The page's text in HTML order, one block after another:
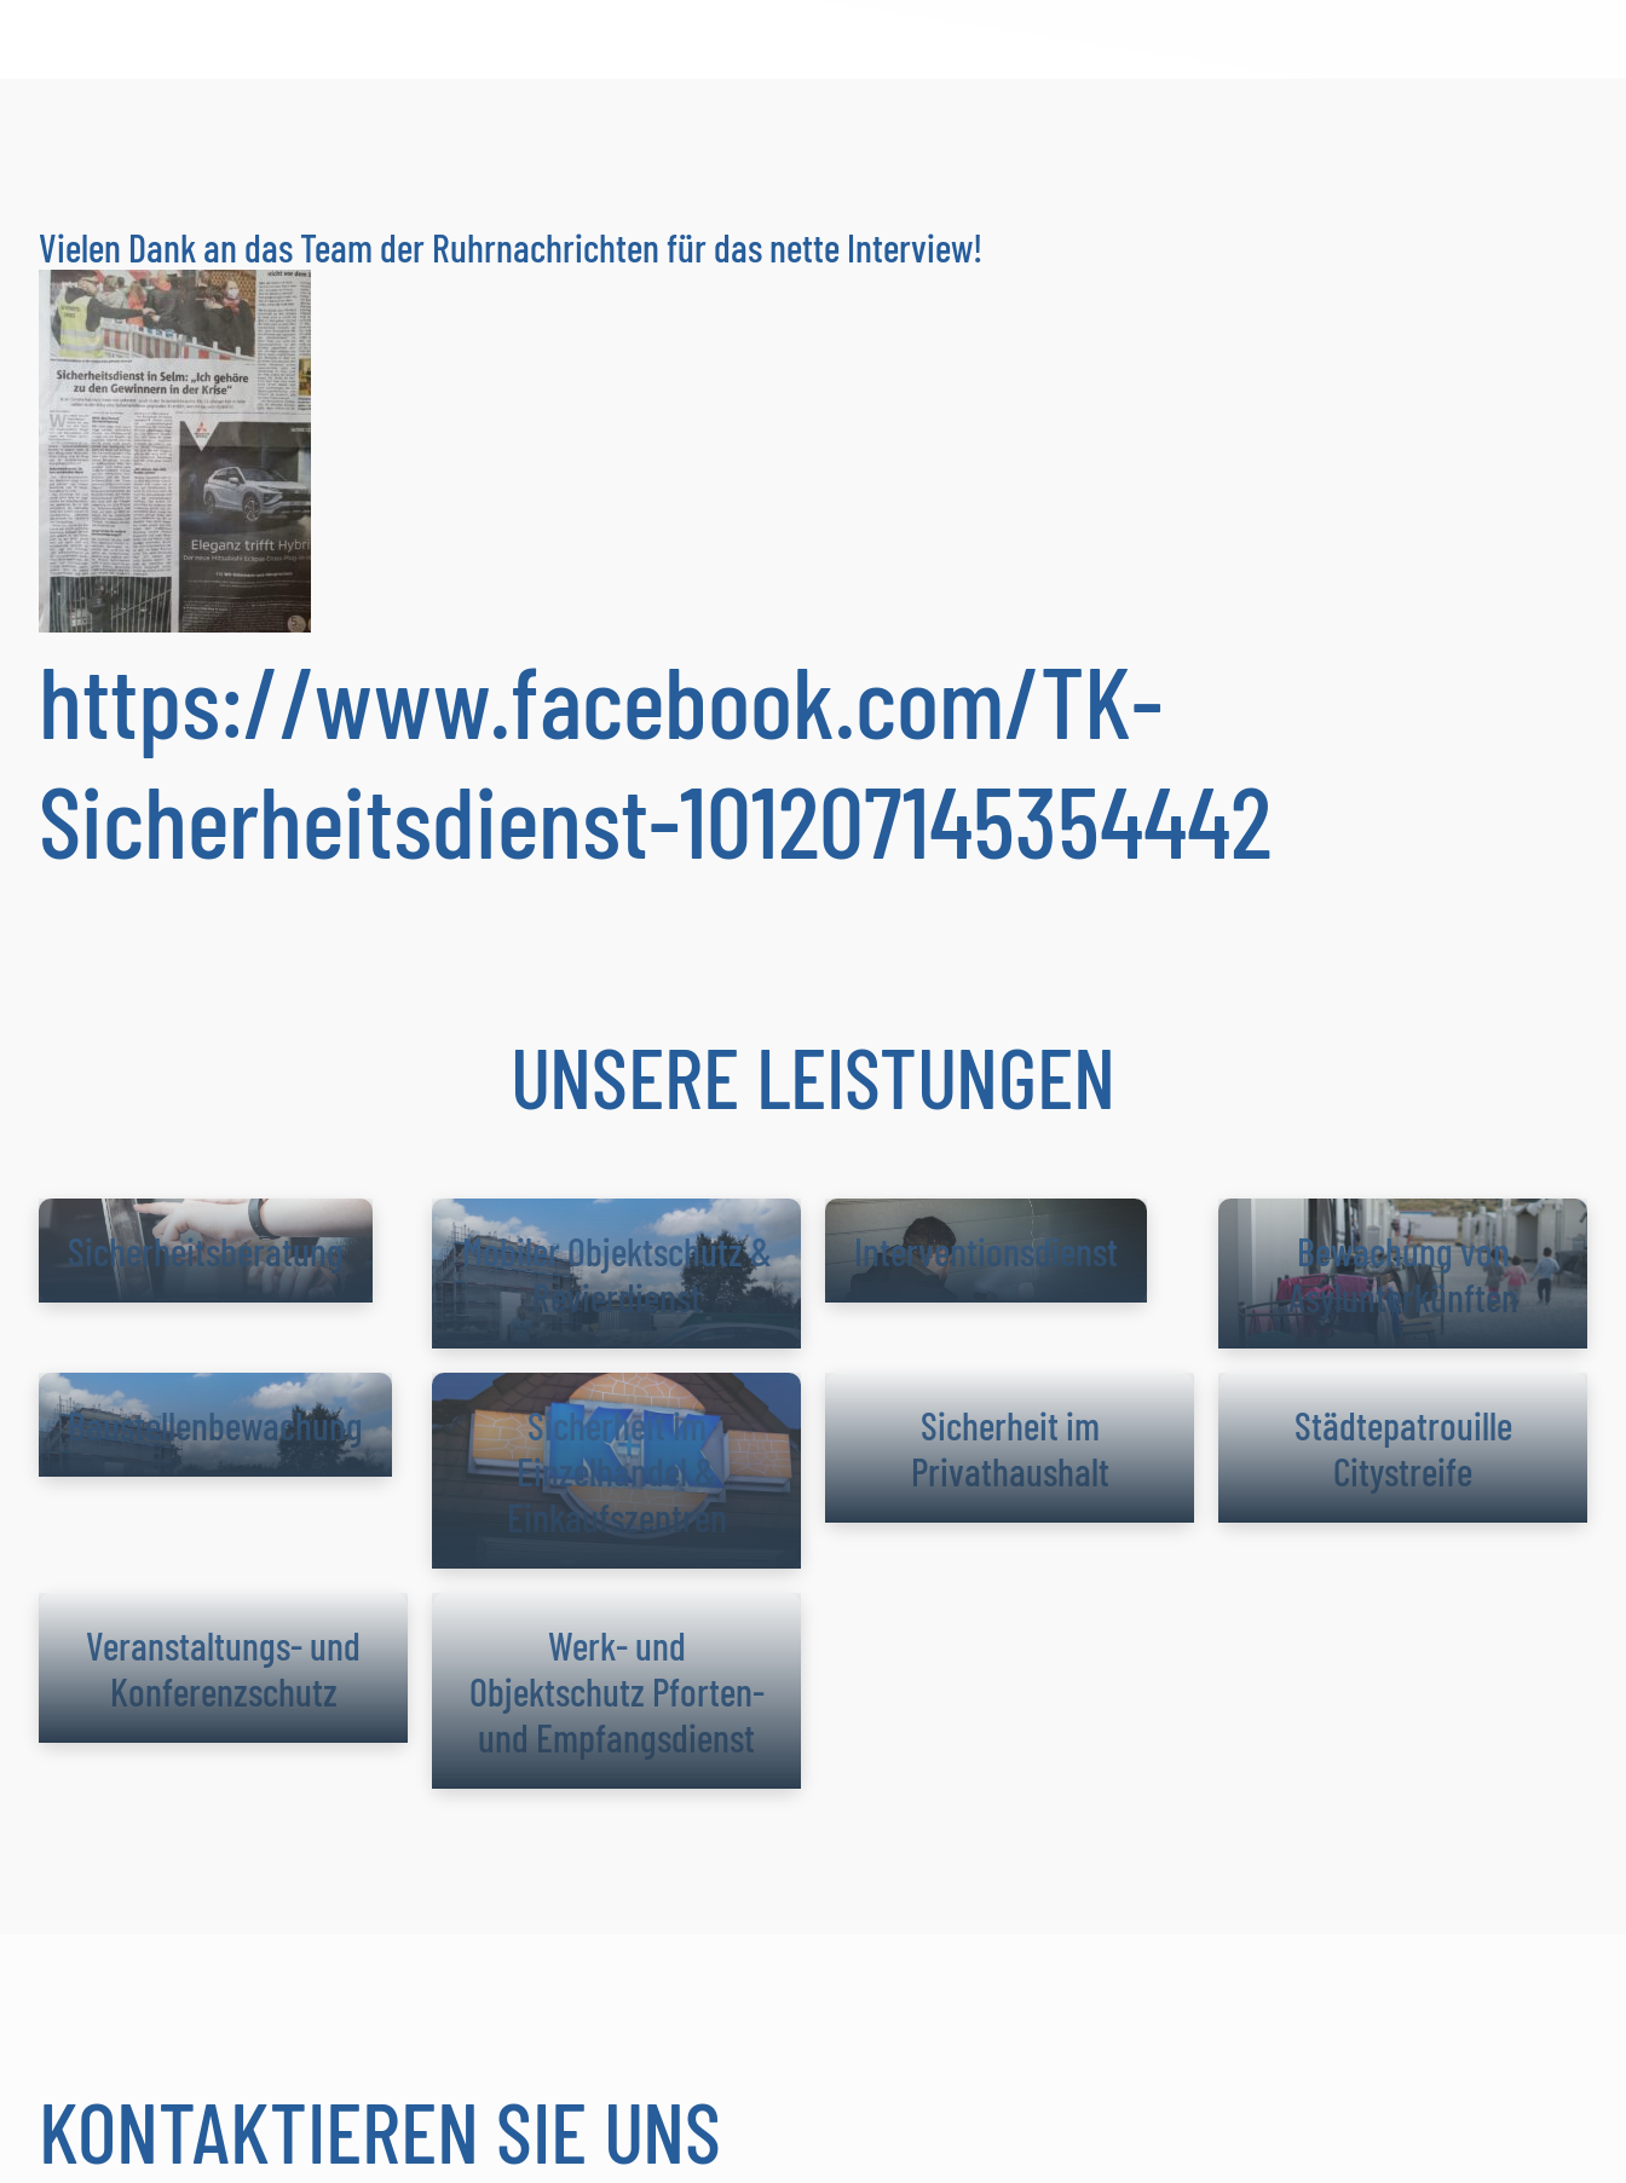
Vielen Dank an das Team der Ruhrnachrichten für das nette Interview!
https://www.facebook.com/TK-
Sicherheitsdienst-101207145354442
UNSERE LEISTUNGEN
Sicherheitsberatung
Mobiler Objektschutz &
Revierdienst
Interventions­dienst
Bewachung von
Asylunterkünften
Baustellenbe­wachung
Sicherheit im
Einzelhandel &
Einkaufszentren
Sicherheit im
Privathaushalt
Städtepatrouille
Citystreife
Veranstaltungs- und
Konferenzschutz
Werk- und
Objektschutz Pforten-
und Empfangsdienst
KONTAKTIEREN SIE UNS